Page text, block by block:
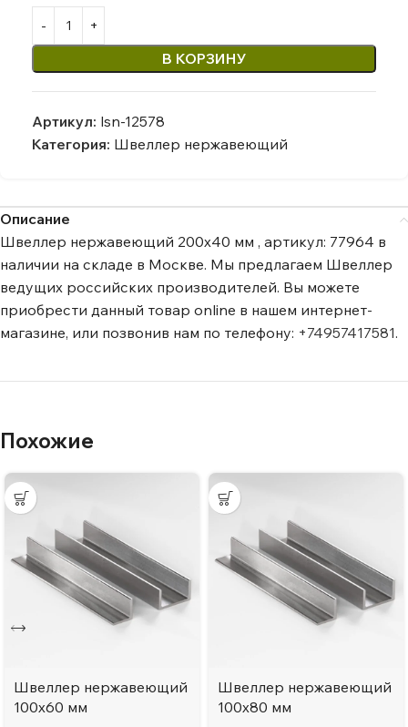
В КОРЗИНУ
Артикул: lsn-12578
Категория: Швеллер нержавеющий
Описание
Швеллер нержавеющий 200х40 мм , артикул: 77964 в
наличии на складе в Москве. Мы предлагаем Швеллер
ведущих российских производителей. Вы можете
приобрести данный товар online в нашем интернет-
магазине, или позвонив нам по телефону: +74957417581.
Похожие
Швеллер нержавеющий
100х60 мм
Швеллер нержавеющий
100х80 мм